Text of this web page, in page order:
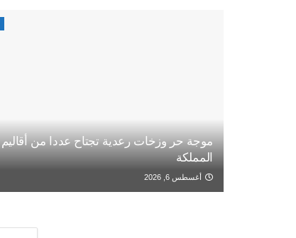
موجة حر وزخات رعدية تجتاح عددا من أقاليم
المملكة
أغسطس 6, 2026